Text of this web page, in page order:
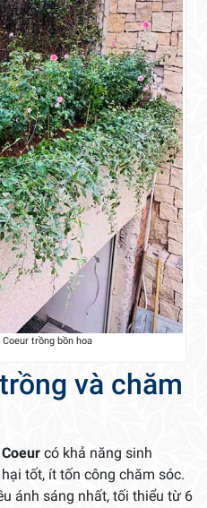
trồng bồn hoa
và chăm
có khả năng sinh
tốt, ít tốn công chăm sóc.
ánh sáng nhất, tối thiểu từ 6